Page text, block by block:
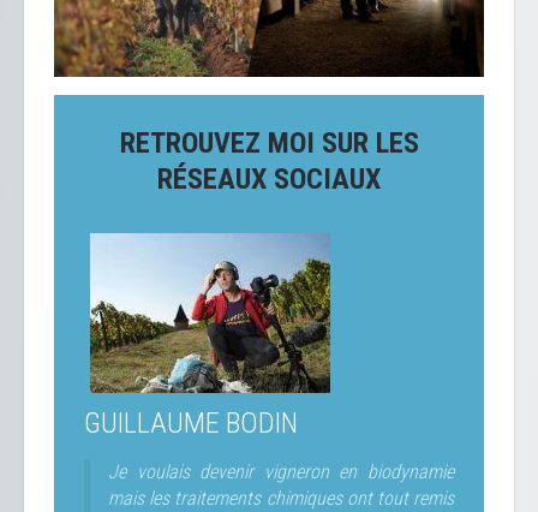
RETROUVEZ MOI SUR LES
RÉSEAUX SOCIAUX
GUILLAUME BODIN
Je voulais devenir vigneron en biodynamie
mais les traitements chimiques ont tout remis